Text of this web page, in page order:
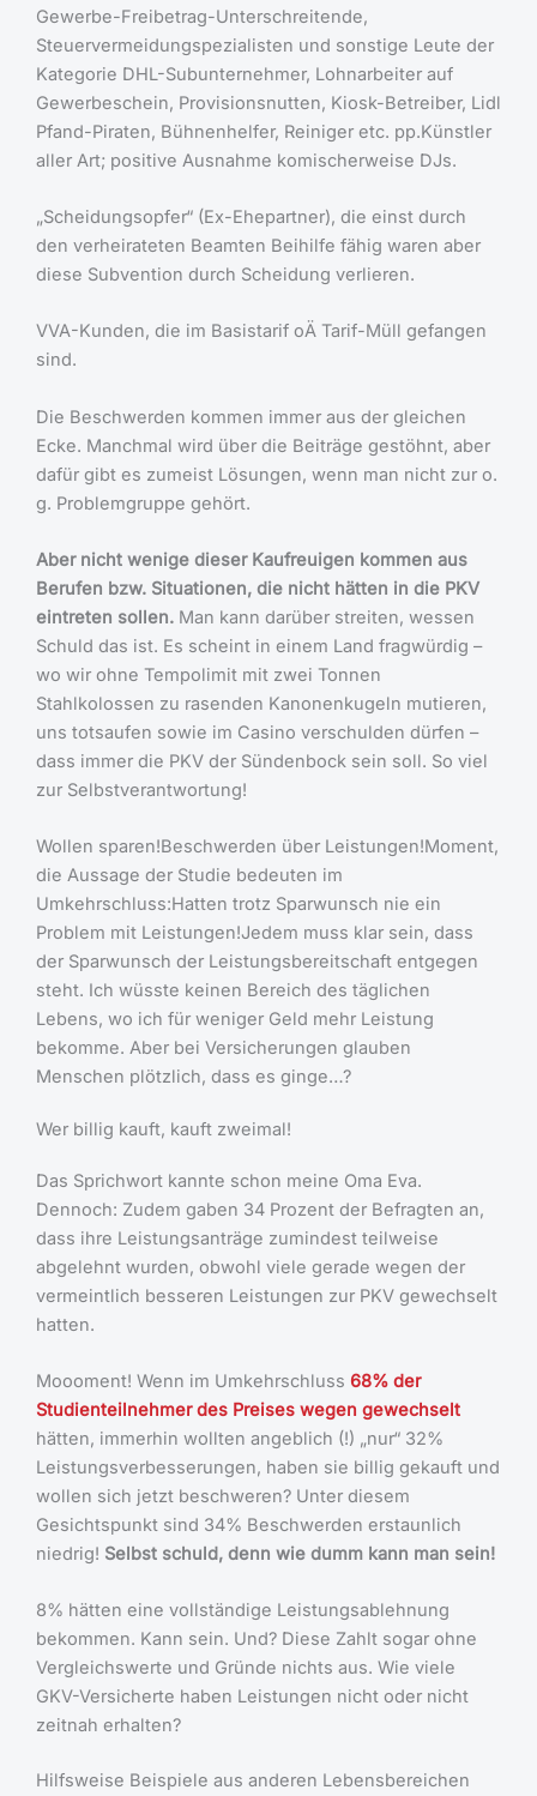
Gewerbe-Freibetrag-Unterschreitende,
Steuervermeidungspezialisten und sonstige Leute der
Kategorie DHL-Subunternehmer, Lohnarbeiter auf
Gewerbeschein, Provisionsnutten, Kiosk-Betreiber, Lidl
Pfand-Piraten, Bühnenhelfer, Reiniger etc. pp.Künstler
aller Art; positive Ausnahme komischerweise DJs.
„Scheidungsopfer“ (Ex-Ehepartner), die einst durch
den verheirateten Beamten Beihilfe fähig waren aber
diese Subvention durch Scheidung verlieren.
VVA-Kunden, die im Basistarif oÄ Tarif-Müll gefangen
sind.
Die Beschwerden kommen immer aus der gleichen
Ecke. Manchmal wird über die Beiträge gestöhnt, aber
dafür gibt es zumeist Lösungen, wenn man nicht zur o.
g. Problemgruppe gehört.
Aber nicht wenige dieser Kaufreuigen kommen aus
Berufen bzw. Situationen, die nicht hätten in die PKV
eintreten sollen. Man kann darüber streiten, wessen
Schuld das ist. Es scheint in einem Land fragwürdig –
wo wir ohne Tempolimit mit zwei Tonnen
Stahlkolossen zu rasenden Kanonenkugeln mutieren,
uns totsaufen sowie im Casino verschulden dürfen –
dass immer die PKV der Sündenbock sein soll. So viel
zur Selbstverantwortung!
Wollen sparen!Beschwerden über Leistungen!Moment,
die Aussage der Studie bedeuten im
Umkehrschluss:Hatten trotz Sparwunsch nie ein
Problem mit Leistungen!Jedem muss klar sein, dass
der Sparwunsch der Leistungsbereitschaft entgegen
steht. Ich wüsste keinen Bereich des täglichen
Lebens, wo ich für weniger Geld mehr Leistung
bekomme. Aber bei Versicherungen glauben
Menschen plötzlich, dass es ginge…?
Wer billig kauft, kauft zweimal!
Das Sprichwort kannte schon meine Oma Eva.
Dennoch: Zudem gaben 34 Prozent der Befragten an,
dass ihre Leistungsanträge zumindest teilweise
abgelehnt wurden, obwohl viele gerade wegen der
vermeintlich besseren Leistungen zur PKV gewechselt
hatten.
Moooment! Wenn im Umkehrschluss 68% der
Studienteilnehmer des Preises wegen gewechselt
hätten, immerhin wollten angeblich (!) „nur“ 32%
Leistungsverbesserungen, haben sie billig gekauft und
wollen sich jetzt beschweren? Unter diesem
Gesichtspunkt sind 34% Beschwerden erstaunlich
niedrig! Selbst schuld, denn wie dumm kann man sein!
8% hätten eine vollständige Leistungsablehnung
bekommen. Kann sein. Und? Diese Zahlt sogar ohne
Vergleichswerte und Gründe nichts aus. Wie viele
GKV-Versicherte haben Leistungen nicht oder nicht
zeitnah erhalten?
Hilfsweise Beispiele aus anderen Lebensbereichen